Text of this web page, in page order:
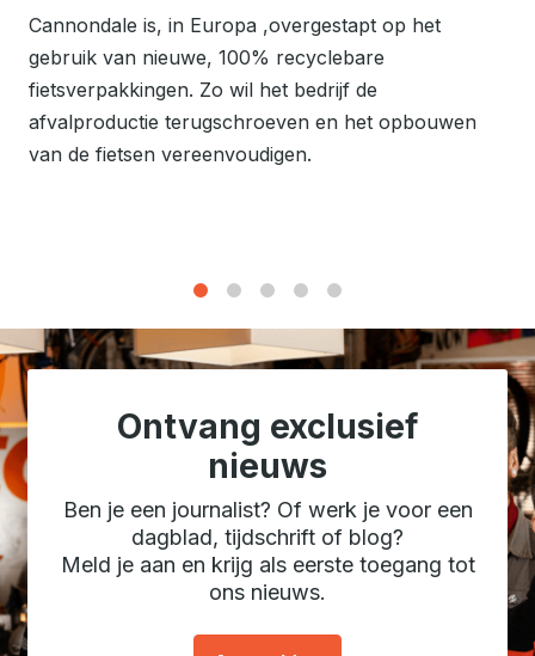
Cannondale is, in Europa ,overgestapt op het
gebruik van nieuwe, 100% recyclebare
fietsverpakkingen. Zo wil het bedrijf de
afvalproductie terugschroeven en het opbouwen
van de fietsen vereenvoudigen.
Ontvang exclusief
nieuws
Ben je een journalist? Of werk je voor een
dagblad, tijdschrift of blog?
Meld je aan en krijg als eerste toegang tot
ons nieuws.